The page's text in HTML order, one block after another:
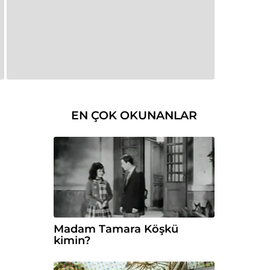
EN ÇOK OKUNANLAR
Madam Tamara Köşkü
kimin?